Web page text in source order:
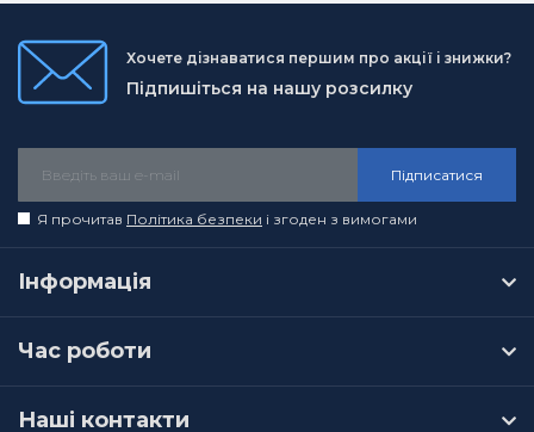
Хочете дізнаватися першим про акції і знижки?
Підпишіться на нашу розсилку
Підписатися
Я прочитав Політика безпеки і згоден з вимогами
Інформація
Час роботи
Наші контакти